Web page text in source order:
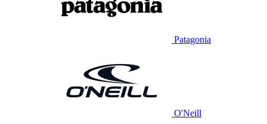
Patagonia
O'Neill